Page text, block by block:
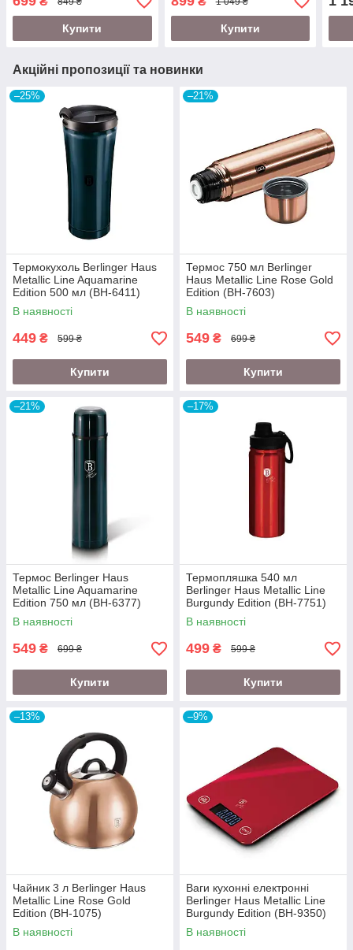
Купити Купити
Акційні пропозиції та новинки
–25%
Термокухоль Berlinger Haus
Metallic Line Aquamarine
Edition 500 мл (BH-6411)
В наявності
449 ₴ 599 ₴
Купити
–21%
Термос 750 мл Berlinger
Haus Metallic Line Rose Gold
Edition (BH-7603)
В наявності
549 ₴ 699 ₴
Купити
–21%
Термос Berlinger Haus
Metallic Line Aquamarine
Edition 750 мл (BH-6377)
В наявності
549 ₴ 699 ₴
Купити
–17%
Термопляшка 540 мл
Berlinger Haus Metallic Line
Burgundy Edition (BH-7751)
В наявності
499 ₴ 599 ₴
Купити
–13%
Чайник 3 л Berlinger Haus
Metallic Line Rose Gold
Edition (BH-1075)
В наявності
–9%
Ваги кухонні електронні
Berlinger Haus Metallic Line
Burgundy Edition (BH-9350)
В наявності